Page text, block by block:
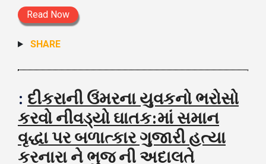
Read Now
SHARE
: દીકરાની ઉંમરના યુવકનો ભરોસો
કરવો નીવડ્યો ઘાતક:માં સમાન
વૃદ્ધા પર બળાત્કાર ગુજારી હત્યા
કરનારા ને ભુજ ની અદાલતે